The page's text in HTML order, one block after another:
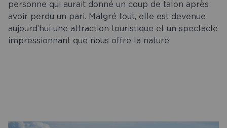
personne qui aurait donné un coup de talon après
avoir perdu un pari. Malgré tout, elle est devenue
aujourd’hui une attraction touristique et un spectacle
impressionnant que nous offre la nature.